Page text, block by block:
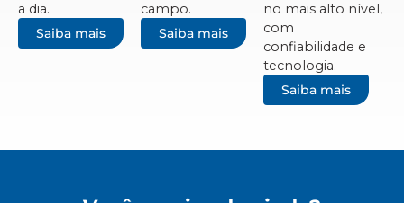
a dia.
Saiba mais
campo.
Saiba mais
no mais alto nível,
com
confiabilidade e
tecnologia.
Saiba mais